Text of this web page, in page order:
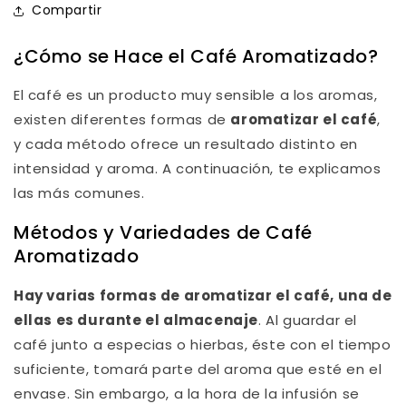
Compartir
¿Cómo se Hace el Café Aromatizado?
El café es un producto muy sensible a los aromas,
existen diferentes formas de aromatizar el café,
y cada método ofrece un resultado distinto en
intensidad y aroma. A continuación, te explicamos
las más comunes.
Métodos y Variedades de Café
Aromatizado
Hay varias formas de aromatizar el café, una de
ellas es durante el almacenaje. Al guardar el
café junto a especias o hierbas, éste con el tiempo
suficiente, tomará parte del aroma que esté en el
envase. Sin embargo, a la hora de la infusión se